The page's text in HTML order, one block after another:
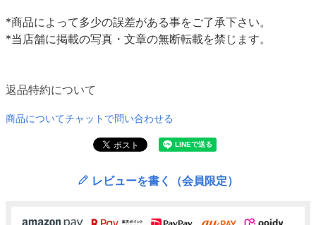
*商品によって多少の誤差がある事をご了承下さい。
*当店舗に掲載の写真・文章の無断転載を禁じます。
返品特約について
商品についてチャットで問い合わせる
レビューを書く（会員限定）